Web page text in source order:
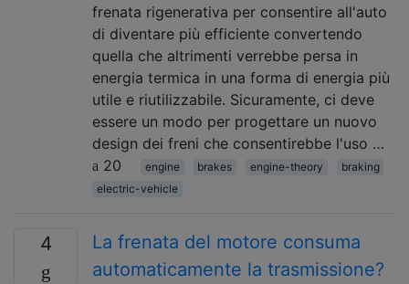
frenata rigenerativa per consentire all'auto
di diventare più efficiente convertendo
quella che altrimenti verrebbe persa in
energia termica in una forma di energia più
utile e riutilizzabile. Sicuramente, ci deve
essere un modo per progettare un nuovo
design dei freni che consentirebbe l'uso …
20
engine brakes engine-theory
braking
electric-vehicle
4
La frenata del motore consuma
automaticamente la trasmissione?